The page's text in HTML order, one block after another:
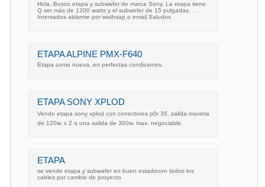
Hola. Busco etapa y subwofer de marca Sony. La etapa tiene
Q ser más de 1200 watts y el subwofer de 15 pulgadas. . .
Intersados ablarme por wathsap o email Saludos
ETAPA ALPINE PMX-F640
Etapa como nueva, en perfectas condiciones.
ETAPA SONY XPLOD
Vendo etapa sony xplod con conectores p0r 35. salida maxima
de 120w. x 2 o una salida de 300w. max. negociable.
ETAPA
se vende etapa y subwafer en buen estadocon todos los
cables por cambio de proyecto